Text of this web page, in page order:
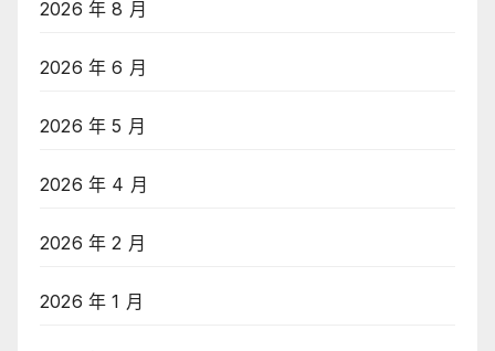
2026 年 8 月
2026 年 6 月
2026 年 5 月
2026 年 4 月
2026 年 2 月
2026 年 1 月